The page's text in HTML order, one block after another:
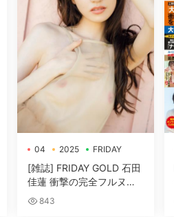
04 2025 FRIDAY
[雑誌] FRIDAY GOLD 石田
佳蓮 衝撃の完全フルヌー
ド843